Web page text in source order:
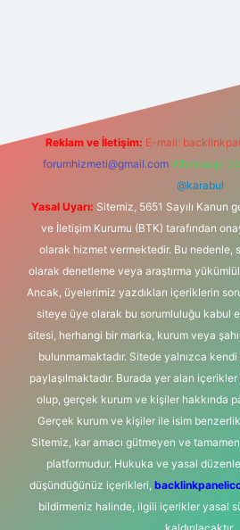
Reklam ve İletişim: E-mail:
forumhizmeti@gmail.com Whatsapp:
@karabul
Yasal Uyarı: Sitemiz, 5651 Sayılı Kanun
ve İletişim Kurumu (BTK) tarafından
olarak hizmet vermektedir. Bu nedenle,
olarak denetleme veya araştırma
Ancak, üyelerimiz yazdıkları içeriklerin
siteye üye olarak bu sorumluluğu kabul
sitesi, herhangi bir marka, kurum veya
bulunmamaktadır. Sitede yalnızca kendi
paylaşılmaktadır. Burada yer alan
olup, gerçek kurum ve kişiler hakkında
Gerçek kurum ve kişiler ile isim
Sitemiz, kar amacı gütmeyen ve
platformudur. Hukuka ve yasal
düşündüğünüz içerikleri,
bildirmeniz halinde, ilgili içerikler yasal